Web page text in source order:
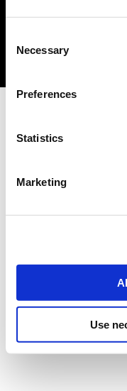
Selection
Necessary
Preferences
Statistics
Marketing
Use